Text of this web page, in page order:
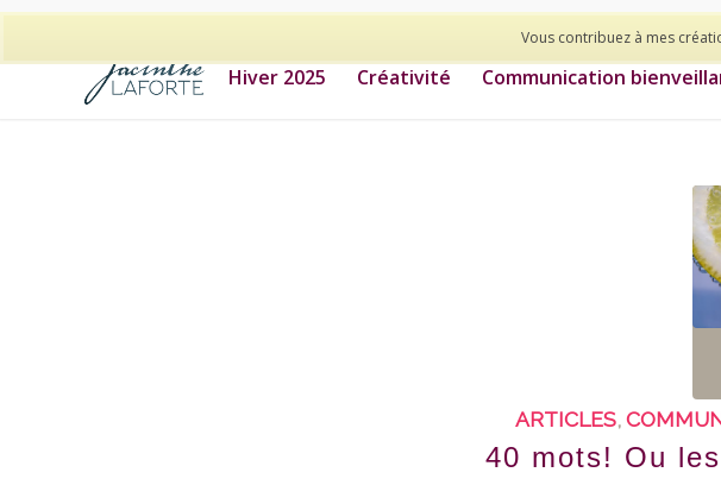
Vous contribuez à mes
514-278-9938
Hiver 2025 Créativité Communication
ARTICLES,
40 mots! Ou